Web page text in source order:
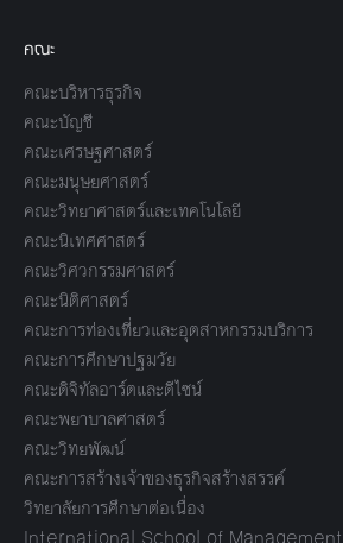
คณะ
คณะบริหารธุรกิจ
คณะบัญชี
คณะเศรษฐศาสตร์
คณะมนุษยศาสตร์
คณะวิทยาศาสตร์และเทคโนโลยี
คณะนิเทศศาสตร์
คณะวิศวกรรมศาสตร์
คณะนิติศาสตร์
คณะการท่องเที่ยวและอุตสาหกรรมบริการ
คณะการศึกษาปฐมวัย
คณะดิจิทัลอาร์ตและดีไซน์
คณะพยาบาลศาสตร์
คณะวิทยพัฒน์
คณะการสร้างเจ้าของธุรกิจสร้างสรรค์
วิทยาลัยการศึกษาต่อเนื่อง
International School of Management